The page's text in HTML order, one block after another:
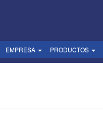
EMPRESA PRODUCTOS